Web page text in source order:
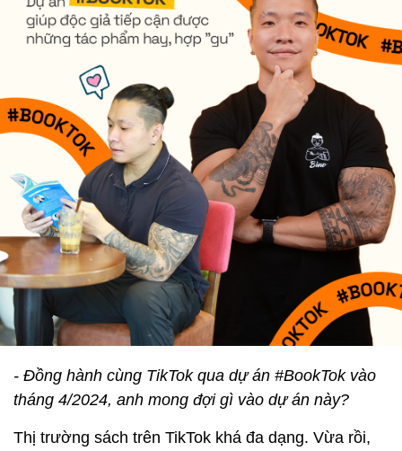
- Đồng hành cùng TikTok qua dự án #BookTok vào
tháng 4/2024, anh mong đợi gì vào dự án này?
Thị trường sách trên TikTok khá đa dạng. Vừa rồi,